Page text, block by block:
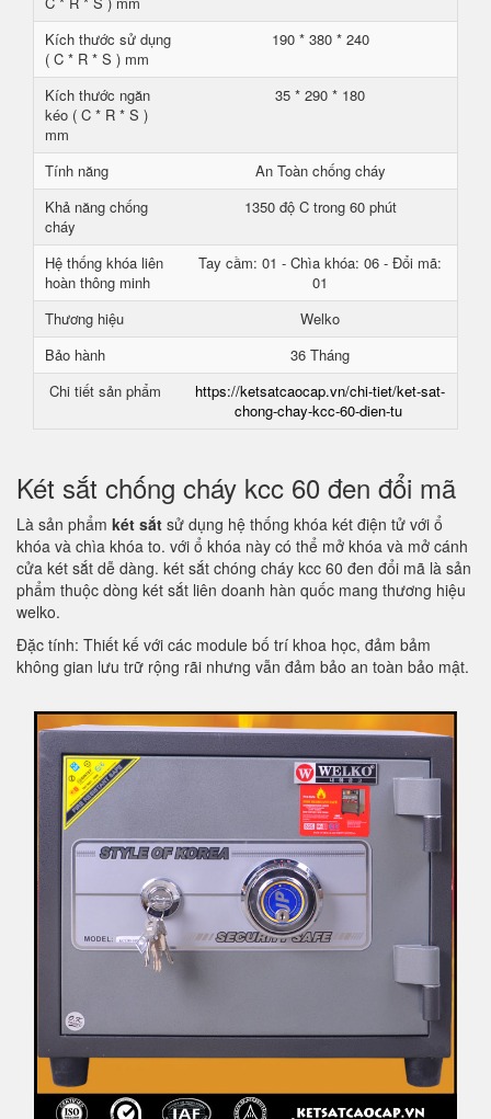
Kích thước sử dụng
( C * R * S ) mm
190 * 380 * 240
Kích thước ngăn
kéo ( C * R * S )
mm
35 * 290 * 180
Tính năng
An Toàn chống cháy
Khả năng chống
cháy
1350 độ C trong 60 phút
Hệ thống khóa liên
hoàn thông minh
Tay cầm: 01 - Chìa khóa: 06 - Đổi mã:
01
Thương hiệu
Welko
Bảo hành
36 Tháng
Chi tiết sản phẩm
https://ketsatcaocap.vn/chi-tiet/ket-sat-
chong-chay-kcc-60-dien-tu
Két sắt chống cháy kcc 60 đen đổi mã
Là sản phẩm két sắt sử dụng hệ thống khóa két điện tử với ổ
khóa và chìa khóa to. với ổ khóa này có thể mở khóa và mở cánh
cửa két sắt dễ dàng. két sắt chóng cháy kcc 60 đen đổi mã là sản
phẩm thuộc dòng két sắt liên doanh hàn quốc mang thương hiệu
welko.
Đặc tính: Thiết kế với các module bố trí khoa học, đảm bảm
không gian lưu trữ rộng rãi nhưng vẫn đảm bảo an toàn bảo mật.